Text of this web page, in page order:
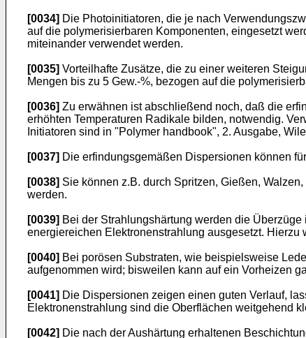
[0034] Die Photoinitiatoren, die je nach
auf die polymerisierbaren Komponenten, eingesetzt
miteinander verwendet werden.
[0035] Vorteilhafte Zusätze, die zu einer weiteren
Mengen bis zu 5 Gew.-%, bezogen auf die
[0036] Zu erwähnen ist abschließend noch, daß die
erhöhten Temperaturen Radikale bilden, notwendig.
Initiatoren sind in "Polymer handbook", 2. Ausgabe,
[0037] Die erfindungsgemäßen Dispersionen können
[0038] Sie können z.B. durch Spritzen, Gießen,
werden.
[0039] Bei der Strahlungshärtung werden die
energiereichen Elektronenstrahlung ausgesetzt.
[0040] Bei porösen Substraten, wie beispielsweise
aufgenommen wird; bisweilen kann auf ein Vorheizen
[0041] Die Dispersionen zeigen einen guten Verlauf,
Elektronenstrahlung sind die Oberflächen weitgehend
[0042] Die nach der Aushärtung erhaltenen